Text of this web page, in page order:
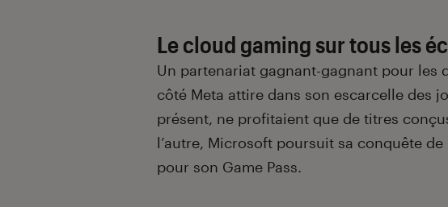
Le cloud gaming sur tous les
Un partenariat gagnant-gagnant pour les
côté Meta attire dans son escarcelle des
présent, ne profitaient que de titres
l’autre, Microsoft poursuit sa conquête
pour son Game Pass.